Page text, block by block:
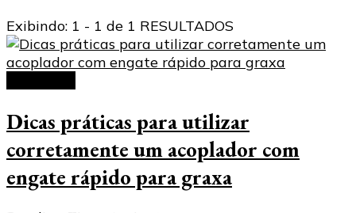
Exibindo: 1 - 1 de 1 RESULTADOS
Dicas práticas para utilizar
corretamente um acoplador com
engate rápido para graxa